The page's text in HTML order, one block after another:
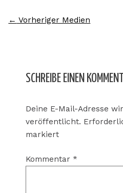
← Vorheriger Medien
SCHREIBE EINEN
Deine E-Mail-Adresse
veröffentlicht.
markiert
Kommentar *